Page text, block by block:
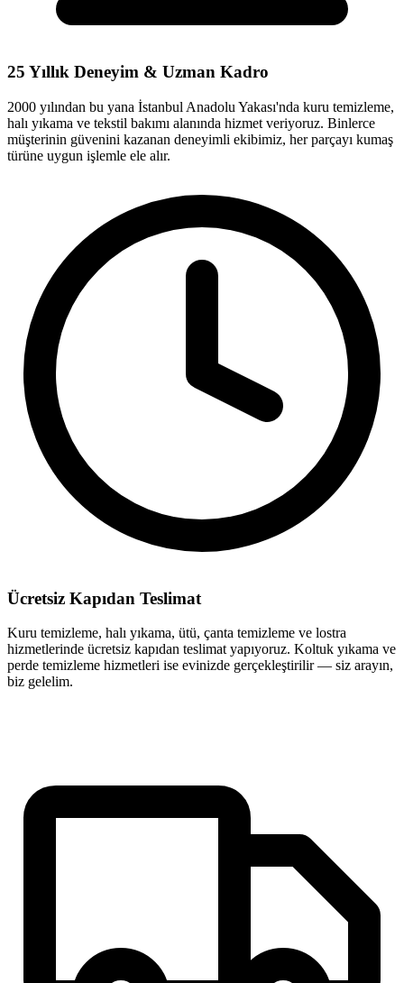
25 Yıllık Deneyim & Uzman Kadro
2000 yılından bu yana İstanbul Anadolu Yakası'nda kuru temizleme,
halı yıkama ve tekstil bakımı alanında hizmet veriyoruz. Binlerce
müşterinin güvenini kazanan deneyimli ekibimiz, her parçayı kumaş
türüne uygun işlemle ele alır.
Ücretsiz Kapıdan Teslimat
Kuru temizleme, halı yıkama, ütü, çanta temizleme ve lostra
hizmetlerinde ücretsiz kapıdan teslimat yapıyoruz. Koltuk yıkama ve
perde temizleme hizmetleri ise evinizde gerçekleştirilir — siz arayın,
biz gelelim.